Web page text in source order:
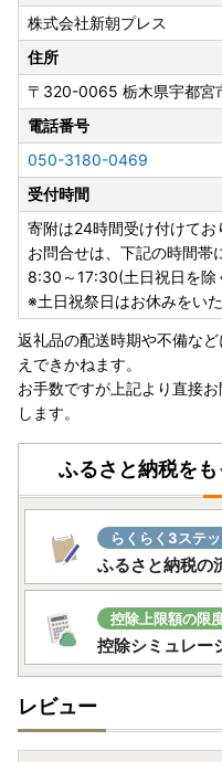
株式会社新朝プレス
住所
〒320-0065 栃木県宇都宮
電話番号
050-3180-0469
受付時間
寄附は24時間受け付けてお
お問合せは、下記の時間帯
8:30～17:30(土日祝日を除
※土日祝祭日はお休みをい
返礼品の配送時期や不備な
えできかねます。
お手数ですが上記より直接
します。
ふるさと納税を
らくらく3ステ
ふるさと納税の
控除上限額の限
控除シミュレー
レビュー